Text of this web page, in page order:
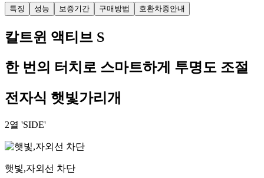
특징 성능 보증기간 구매방법 호환차종안내
칼트윈 액티브 S
한 번의 터치로 스마트하게 투명도 조절
전자식 햇빛가리개
2열 'SIDE'
햇빛,자외선 차단